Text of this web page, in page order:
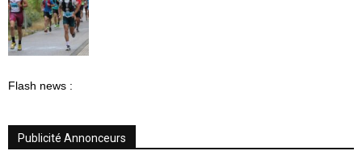
Flash news :
Publicité Annonceurs